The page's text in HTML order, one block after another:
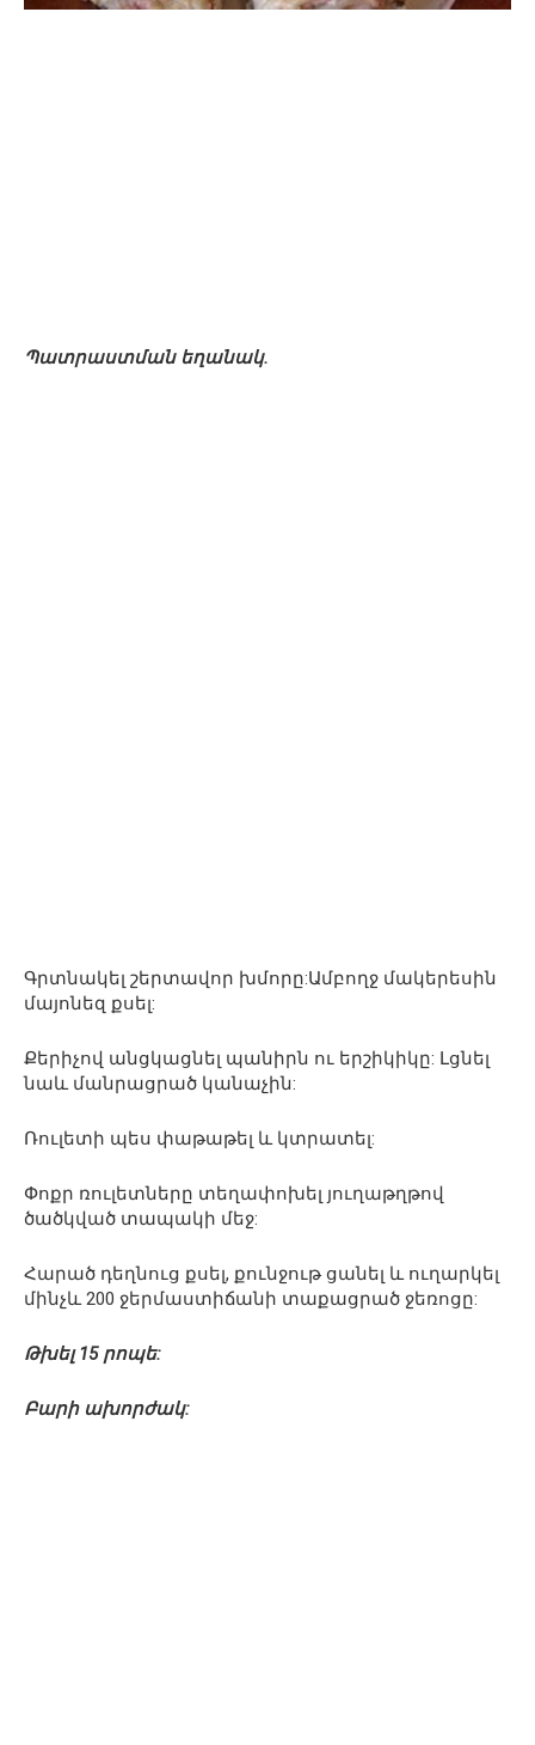
Պատրաստման եղանակ.
Գրտնակել շերտավոր խմորը:Ամբողջ մակերեսին
մայոնեզ քսել:
Քերիչով անցկացնել պանիրն ու երշիկիկը: Լցնել
նաև մանրացրած կանաչին:
Ռուլետի պես փաթաթել և կտրատել:
Փոքր ռուլետները տեղափոխել յուղաթղթով
ծածկված տապակի մեջ:
Հարած դեղնուց քսել, քունջութ ցանել և ուղարկել
մինչև 200 ջերմաստիճանի տաքացրած ջեռոցը:
Թխել 15 րոպե:
Բարի ախորժակ: